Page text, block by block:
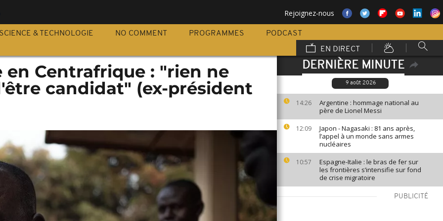
Rejoignez-nous
SCIENCE & TECHNOLOGIE NO COMMENT PROGRAMMES
PODCAST
EN DIRECT
DERNIÈRE MINUTE
9 août 2026
14:26
Argentine : hommage national au
père de Lionel Messi
12:09
Japon - Nagasaki : 81 ans après,
l’appel à un monde sans armes
nucléaires
10:57
Espagne-Italie : le bras de fer sur
les frontières s’intensifie sur fond
de crise migratoire
PUBLICITÉ
en Centrafrique : "rien ne
candidat" (ex-président